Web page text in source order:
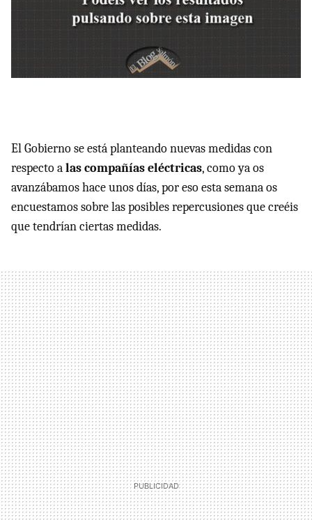
El Gobierno se está planteando nuevas medidas con
respecto alas compañías eléctricas, como ya os
avanzábamos hace unos días, por eso esta semana os
encuestamos sobre las posibles repercusiones que creéis
que tendrían ciertas medidas.